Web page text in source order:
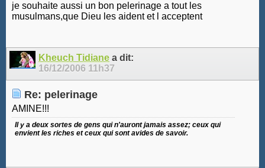
je souhaite aussi un bon pelerinage a tout les
musulmans,que Dieu les aident et l acceptent
Kheuch Tidiane a dit:
16/12/2006 11h37
Re: pelerinage
AMINE!!!
Il y a deux sortes de gens qui n'auront jamais assez; ceux qui
envient les riches et ceux qui sont avides de savoir.